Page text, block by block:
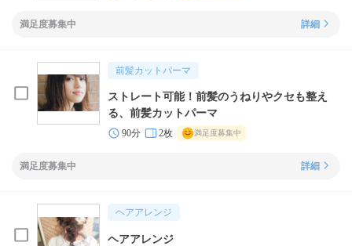
満足度募集中 詳細
前髪カットパーマ
ストレート可能！前髪のうねりやクセも整え
る、前髪カットパーマ
90分 2枚 満足度募集中
満足度募集中 詳細
ヘアアレンジ
ヘアアレンジ